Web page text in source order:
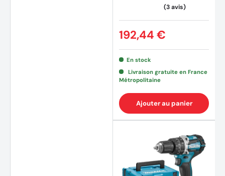
192,44 €
En stock
Livraison gratuite en France
Métropolitaine
Ajouter au panier